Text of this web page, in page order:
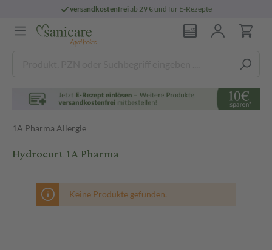
versandkostenfreiab 29 € und für E-Rezepte
1A Pharma Allergie
Hydrocort 1A Pharma
Keine Produkte gefunden.